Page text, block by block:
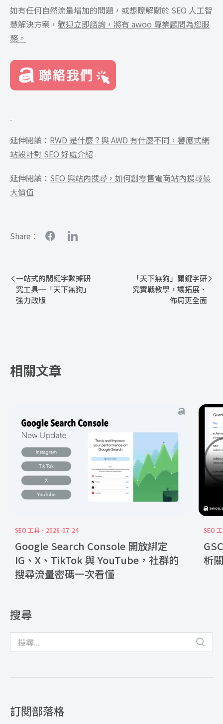
如有任何自然流量增加的問題，或想瞭解關於 SEO 人工智
慧解決方案， 歡迎立即諮詢，將有 awoo 專業顧問為您服
務。
延伸閱讀： RWD 是什麼？與 AWD 有什麼不同，響應式網
站設計對 SEO 好處介紹
延伸閱讀： SEO 與站內搜尋，如何創零售電商站內搜尋最
大價值
Share：
一站式的關鍵字數據研
究工具─「天下無狗」
強力改版
「天下無狗」關鍵字研
究實戰教學，讓拓展、
佈局更全面
相關文章
SEO 工具 2026-07-24
Google Search Console 開放綁定
IG、X、TikTok 與 YouTube，社群的
搜尋流量密碼一次看懂
SEO
析
搜尋
訂閱部落格